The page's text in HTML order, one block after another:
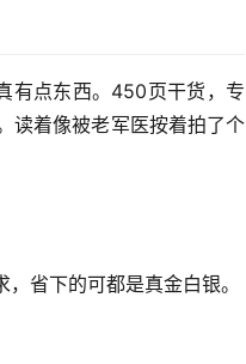
有点东西。450页干货，专
读着像被老军医按着拍了个
省下的可都是真金白银。